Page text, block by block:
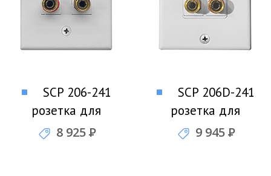
SCP 206-241
розетка для
подключения трех
8 925Р
SCP 206D-241
розетка для
подключения трех
9 945Р